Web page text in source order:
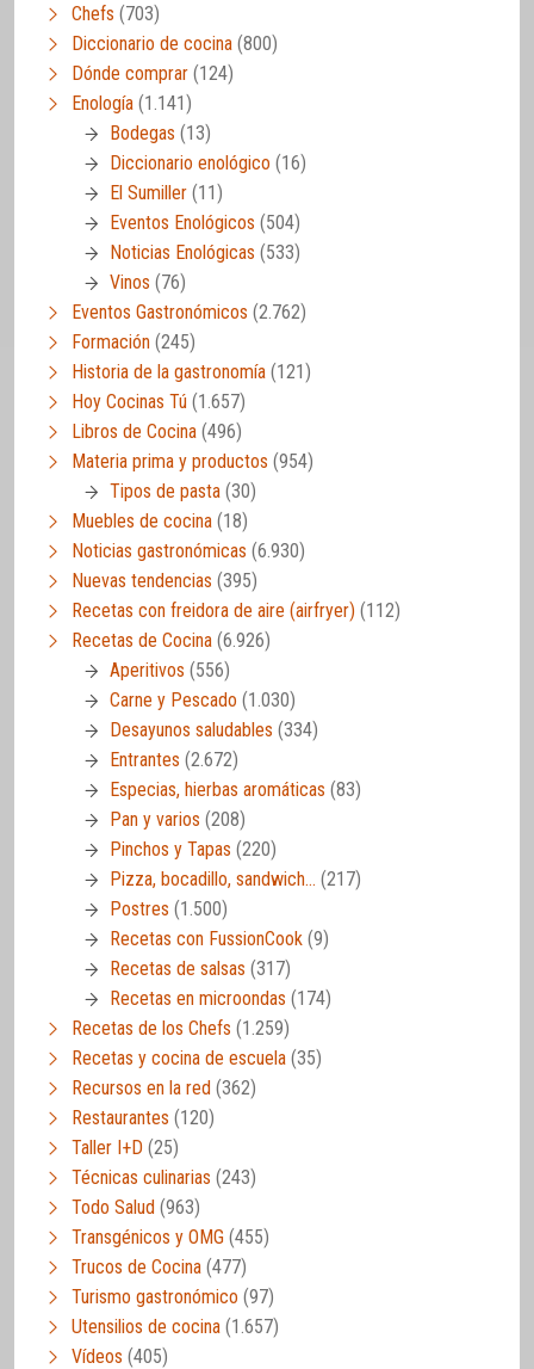
Chefs (703)
Diccionario de cocina (800)
Dónde comprar (124)
Enología (1.141)
Bodegas (13)
Diccionario enológico (16)
El Sumiller (11)
Eventos Enológicos (504)
Noticias Enológicas (533)
Vinos (76)
Eventos Gastronómicos (2.762)
Formación (245)
Historia de la gastronomía (121)
Hoy Cocinas Tú (1.657)
Libros de Cocina (496)
Materia prima y productos (954)
Tipos de pasta (30)
Muebles de cocina (18)
Noticias gastronómicas (6.930)
Nuevas tendencias (395)
Recetas con freidora de aire (airfryer) (112)
Recetas de Cocina (6.926)
Aperitivos (556)
Carne y Pescado (1.030)
Desayunos saludables (334)
Entrantes (2.672)
Especias, hierbas aromáticas (83)
Pan y varios (208)
Pinchos y Tapas (220)
Pizza, bocadillo, sandwich… (217)
Postres (1.500)
Recetas con FussionCook (9)
Recetas de salsas (317)
Recetas en microondas (174)
Recetas de los Chefs (1.259)
Recetas y cocina de escuela (35)
Recursos en la red (362)
Restaurantes (120)
Taller I+D (25)
Técnicas culinarias (243)
Todo Salud (963)
Transgénicos y OMG (455)
Trucos de Cocina (477)
Turismo gastronómico (97)
Utensilios de cocina (1.657)
Vídeos (405)